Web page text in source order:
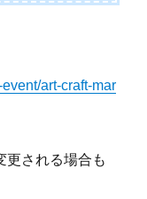
art-craft-mar
される場合も